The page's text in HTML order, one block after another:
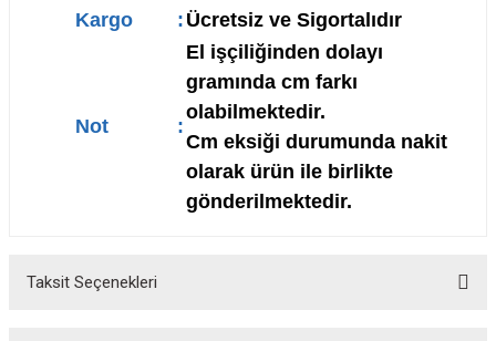
Kargo
: Ücretsiz ve Sigortalıdır
Not :
El işçiliğinden dolayı
gramında cm farkı
olabilmektedir.
Cm eksiği durumunda nakit
olarak ürün ile birlikte
gönderilmektedir.
Taksit Seçenekleri